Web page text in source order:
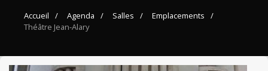
Accueil Agenda Salles
Emplacements
Théâtre Jean-Alary